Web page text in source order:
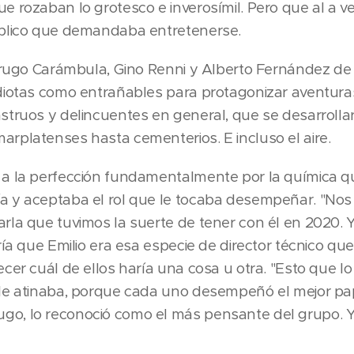
rozaban lo grotesco e inverosímil. Pero que al a
que demandaba entretenerse.
Carámbula, Gino Renni y Alberto Fernández
como entrañables para protagonizar
y delincuentes en general, que se
hasta cementerios. E incluso el aire.
la perfección fundamentalmente por la química
y aceptaba el rol que le tocaba desempeñar.
que tuvimos la suerte de tener con él en 2020.
que Emilio era esa especie de director técnico
cuál de ellos haría una cosa u otra. "Esto que
atinaba, porque cada uno desempeñó el mejor
lo reconoció como el más pensante del grupo.